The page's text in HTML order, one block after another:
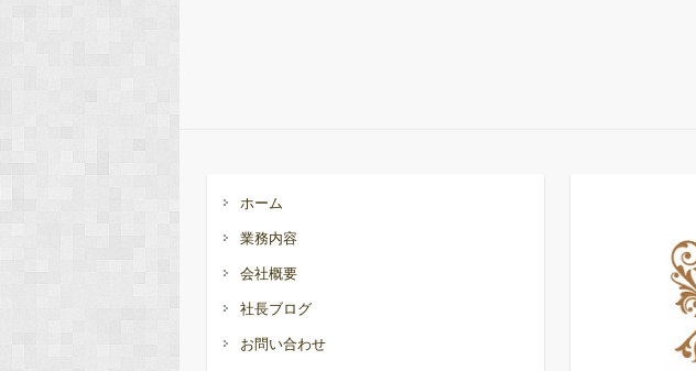
ホーム
業務内容
会社概要
社長ブログ
お問い合わせ